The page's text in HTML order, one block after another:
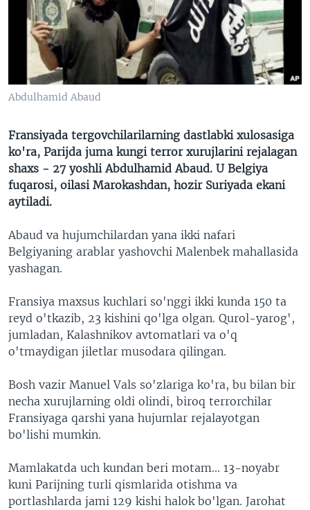
VIDEO
XABARLAR SURATLARDA
ODNOKLASSNIKI
TELEGRAM
TWITTER
SOUNDCLOUD
VOA
Abdulhamid Abaud
Fransiyada tergovchilarilarning dastlabki xulosasiga
ko'ra, Parijda juma kungi terror xurujlarini rejalagan
shaxs - 27 yoshli Abdulhamid Abaud. U Belgiya
fuqarosi, oilasi Marokashdan, hozir Suriyada ekani
aytiladi.
Abaud va hujumchilardan yana ikki nafari
Belgiyaning arablar yashovchi Malenbek mahallasida
yashagan.
Fransiya maxsus kuchlari so'nggi ikki kunda 150 ta
reyd o'tkazib, 23 kishini qo'lga olgan. Qurol-yarog',
jumladan, Kalashnikov avtomatlari va o'q
o'tmaydigan jiletlar musodara qilingan.
Bosh vazir Manuel Vals so'zlariga ko'ra, bu bilan bir
necha xurujlarning oldi olindi, biroq terrorchilar
Fransiyaga qarshi yana hujumlar rejalayotgan
bo'lishi mumkin.
Mamlakatda uch kundan beri motam... 13-noyabr
kuni Parijning turli qismlarida otishma va
portlashlarda jami 129 kishi halok bo'lgan. Jarohat